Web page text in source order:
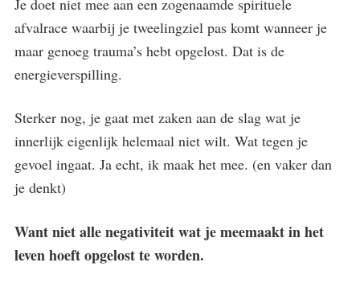
afvalrace waarbij je tweelingziel pas komt wanneer je
maar genoeg trauma’s hebt opgelost. Dat is de
energieverspilling.
Sterker nog, je gaat met zaken aan de slag wat je
innerlijk eigenlijk helemaal niet wilt. Wat tegen je
gevoel ingaat. Ja echt, ik maak het mee. (en vaker dan
je denkt)
Want niet alle negativiteit wat je meemaakt in het
leven hoeft opgelost te worden.